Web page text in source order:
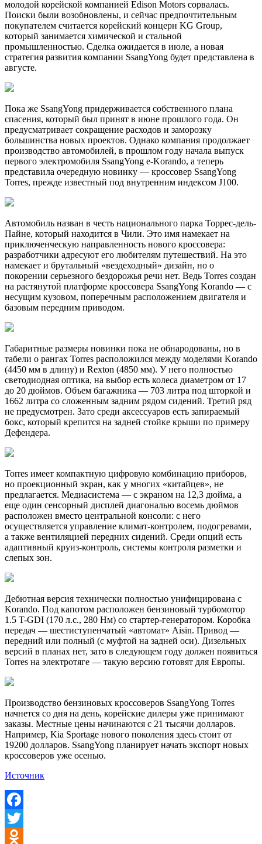
молодой корейской компанией Edison Motors сорвалась.
Поиски были возобновлены, и сейчас предпочтительным
покупателем считается корейский концерн KG Group,
который занимается химической и стальной
промышленностью. Сделка ожидается в июле, а новая
стратегия развития компании SsangYong будет представлена в
августе.
Пока же SsangYong придерживается собственного плана
спасения, который был принят в июне прошлого года. Он
предусматривает сокращение расходов и заморозку
большинства новых проектов. Однако компания продолжает
производство автомобилей, в прошлом году начала выпуск
первого электромобиля SsangYong e-Korando, а теперь
представила очередную новинку — кроссовер SsangYong
Torres, прежде известный под внутренним индексом J100.
Автомобиль назван в честь национального парка Торрес-дель-
Пайне, который находится в Чили. Это имя намекает на
приключенческую направленность нового кроссовера:
разработчики адресуют его любителям путешествий. На это
намекает и брутальный «вездеходный» дизайн, но о
покорении серьезного бездорожья речи нет. Ведь Torres создан
на растянутой платформе кроссовера SsangYong Korando — с
несущим кузовом, поперечным расположением двигателя и
базовым передним приводом.
Габаритные размеры новинки пока не обнародованы, но в
табели о рангах Torres расположился между моделями Korando
(4450 мм в длину) и Rexton (4850 мм). У него полностью
светодиодная оптика, на выбор есть колеса диаметром от 17
до 20 дюймов. Объем багажника — 703 литра под шторкой и
1662 литра со сложенным задним рядом сидений. Третий ряд
не предусмотрен. Зато среди аксессуаров есть запираемый
бокс, который крепится на задней стойке крыши по примеру
Дефендера.
Torres имеет компактную цифровую комбинацию приборов,
но проекционный экран, как у многих «китайцев», не
предлагается. Медиасистема — с экраном на 12,3 дюйма, а
еще один сенсорный дисплей диагональю восемь дюймов
расположен вместо центральной консоли: с него
осуществляется управление климат-контролем, подогревами,
а также вентиляцией передних сидений. Среди опций есть
адаптивный круиз-контроль, системы контроля разметки и
слепых зон.
Дебютная версия технически полностью унифицирована с
Korando. Под капотом расположен бензиновый турбомотор
1.5 T-GDI (170 л.с., 280 Нм) со стартер-генератором. Коробка
передач — шестиступенчатый «автомат» Aisin. Привод —
передний или полный (с муфтой на задней оси). Дизельных
версий в планах нет, зато в следующем году должен появиться
Torres на электротяге — такую версию готовят для Европы.
Производство бензиновых кроссоверов SsangYong Torres
начнется со дня на день, корейские дилеры уже принимают
заказы. Местные цены начинаются с 21 тысячи долларов.
Например, Kia Sportage нового поколения здесь стоит от
19200 долларов. SsangYong планирует начать экспорт новых
кроссоверов уже осенью.
Источник
Facebook
Twitter